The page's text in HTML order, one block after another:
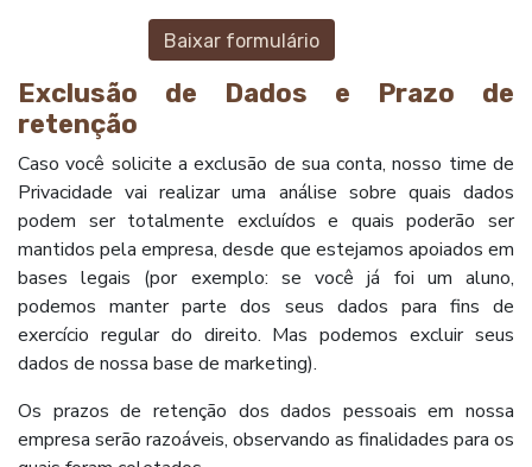
Baixar formulário
Exclusão de Dados e Prazo de
retenção
Caso você solicite a exclusão de sua conta, nosso time de
Privacidade vai realizar uma análise sobre quais dados
podem ser totalmente excluídos e quais poderão ser
mantidos pela empresa, desde que estejamos apoiados em
bases legais (por exemplo: se você já foi um aluno,
podemos manter parte dos seus dados para fins de
exercício regular do direito. Mas podemos excluir seus
dados de nossa base de marketing).
Os prazos de retenção dos dados pessoais em nossa
empresa serão razoáveis, observando as finalidades para os